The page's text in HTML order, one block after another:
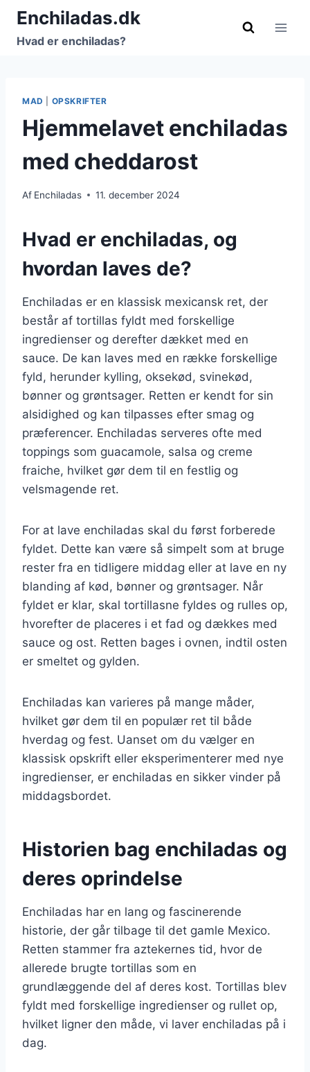
Fortsæt
indhold
Enchiladas.dk
Hvad er enchiladas?
MAD OPSKRIFTER
Hjemmelavet enchiladas
med cheddarost
Af Enchiladas 11. december 2024
Hvad er enchiladas, og
hvordan laves de?
Enchiladas er en klassisk mexicansk ret, der
består af tortillas fyldt med forskellige
ingredienser og derefter dækket med en
sauce. De kan laves med en række forskellige
fyld, herunder kylling, oksekød, svinekød,
bønner og grøntsager. Retten er kendt for sin
alsidighed og kan tilpasses efter smag og
præferencer. Enchiladas serveres ofte med
toppings som guacamole, salsa og creme
fraiche, hvilket gør dem til en festlig og
velsmagende ret.
For at lave enchiladas skal du først forberede
fyldet. Dette kan være så simpelt som at bruge
rester fra en tidligere middag eller at lave en ny
blanding af kød, bønner og grøntsager. Når
fyldet er klar, skal tortillasne fyldes og rulles op,
hvorefter de placeres i et fad og dækkes med
sauce og ost. Retten bages i ovnen, indtil osten
er smeltet og gylden.
Enchiladas kan varieres på mange måder,
hvilket gør dem til en populær ret til både
hverdag og fest. Uanset om du vælger en
klassisk opskrift eller eksperimenterer med nye
ingredienser, er enchiladas en sikker vinder på
middagsbordet.
Historien bag enchiladas og
deres oprindelse
Enchiladas har en lang og fascinerende
historie, der går tilbage til det gamle Mexico.
Retten stammer fra aztekernes tid, hvor de
allerede brugte tortillas som en
grundlæggende del af deres kost. Tortillas blev
fyldt med forskellige ingredienser og rullet op,
hvilket ligner den måde, vi laver enchiladas på i
dag.